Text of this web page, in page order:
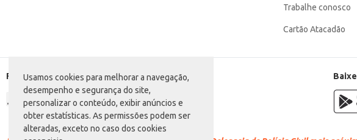
Usamos cookies para melhorar a navegação,
desempenho e segurança do site,
personalizar o conteúdo, exibir anúncios e
obter estatísticas. As permissões podem ser
alteradas, exceto no caso dos cookies
Trabalhe conosco
Cartão Atacadão
Formas de pagamento